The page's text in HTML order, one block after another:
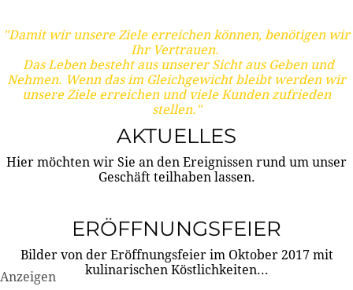
"Damit wir unsere Ziele erreichen können, benötigen wir
Ihr Vertrauen.
Das Leben besteht aus unserer Sicht aus Geben und
Nehmen. Wenn das im Gleichgewicht bleibt werden wir
unsere Ziele erreichen und viele Kunden zufrieden
stellen."
AKTUELLES
Hier möchten wir Sie an den Ereignissen rund um unser
Geschäft teilhaben lassen.
ERÖFFNUNGSFEIER
Bilder von der Eröffnungsfeier im Oktober 2017 mit
kulinarischen Köstlichkeiten...
Anzeigen